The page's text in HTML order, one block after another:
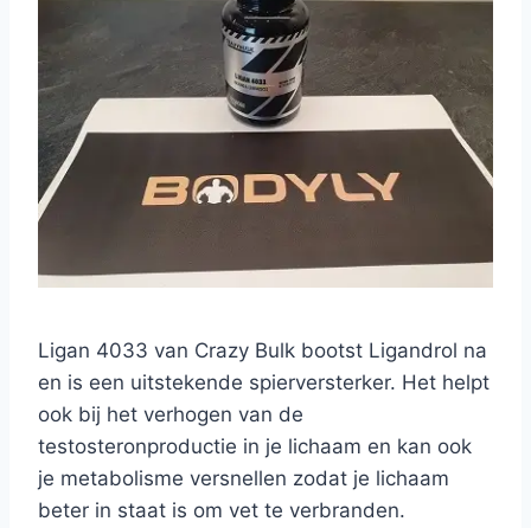
Ligan 4033 van Crazy Bulk bootst Ligandrol na
en is een uitstekende spierversterker. Het helpt
ook bij het verhogen van de
testosteronproductie in je lichaam en kan ook
je metabolisme versnellen zodat je lichaam
beter in staat is om vet te verbranden.